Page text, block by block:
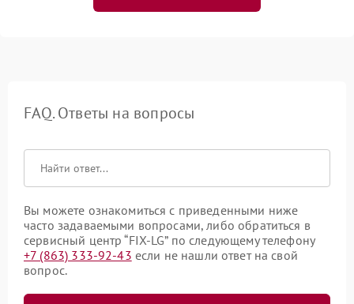
FAQ. Ответы на вопросы
Вы можете ознакомиться с приведенными ниже
часто задаваемыми вопросами, либо обратиться в
сервисный центр “FIX-LG” по следующему телефону
+7 (863) 333-92-43 если не нашли ответ на свой
вопрос.